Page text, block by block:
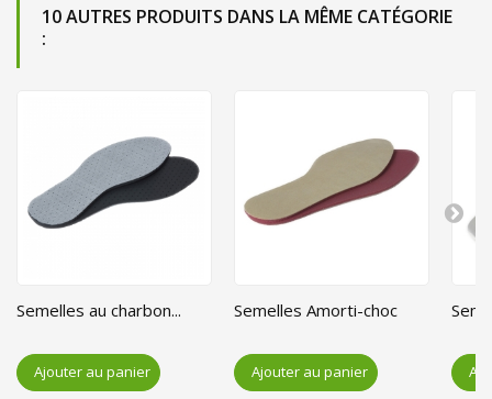
10 AUTRES PRODUITS DANS LA MÊME CATÉGORIE
:
Semelles au charbon...
Ajouter au panier
Semelles Amorti-choc
Ajouter au panier